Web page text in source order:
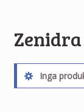
Inga